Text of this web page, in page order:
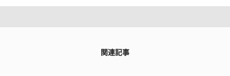
関連記事